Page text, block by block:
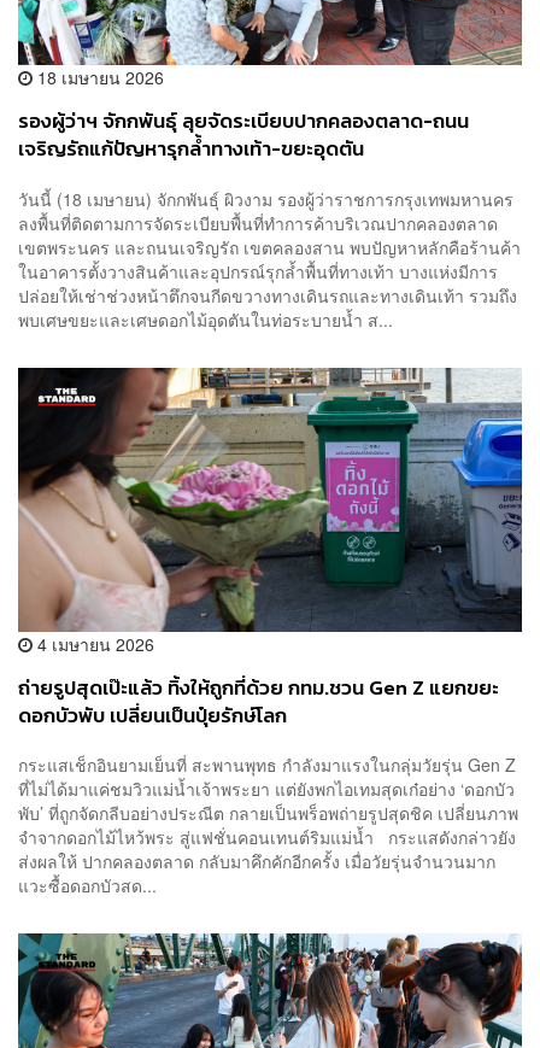
18 เมษายน 2026
รองผู้ว่าฯ จักกพันธุ์ ลุยจัดระเบียบปากคลองตลาด-ถนน
เจริญรัถแก้ปัญหารุกล้ำทางเท้า-ขยะอุดตัน
วันนี้ (18 เมษายน) จักกพันธุ์ ผิวงาม รองผู้ว่าราชการกรุงเทพมหานคร
ลงพื้นที่ติดตามการจัดระเบียบพื้นที่ทำการค้าบริเวณปากคลองตลาด
เขตพระนคร และถนนเจริญรัถ เขตคลองสาน พบปัญหาหลักคือร้านค้า
ในอาคารตั้งวางสินค้าและอุปกรณ์รุกล้ำพื้นที่ทางเท้า บางแห่งมีการ
ปล่อยให้เช่าช่วงหน้าตึกจนกีดขวางทางเดินรถและทางเดินเท้า รวมถึง
พบเศษขยะและเศษดอกไม้อุดตันในท่อระบายน้ำ ส...
4 เมษายน 2026
ถ่ายรูปสุดเป๊ะแล้ว ทิ้งให้ถูกที่ด้วย กทม.ชวน Gen Z แยกขยะ
ดอกบัวพับ เปลี่ยนเป็นปุ๋ยรักษ์โลก
กระแสเช็กอินยามเย็นที่ สะพานพุทธ กำลังมาแรงในกลุ่มวัยรุ่น Gen Z
ที่ไม่ได้มาแค่ชมวิวแม่น้ำเจ้าพระยา แต่ยังพกไอเทมสุดเก๋อย่าง ‘ดอกบัว
พับ’ ที่ถูกจัดกลีบอย่างประณีต กลายเป็นพร็อพถ่ายรูปสุดชิค เปลี่ยนภาพ
จำจากดอกไม้ไหว้พระ สู่แฟชั่นคอนเทนต์ริมแม่น้ำ กระแสดังกล่าวยัง
ส่งผลให้ ปากคลองตลาด กลับมาคึกคักอีกครั้ง เมื่อวัยรุ่นจำนวนมาก
แวะซื้อดอกบัวสด...